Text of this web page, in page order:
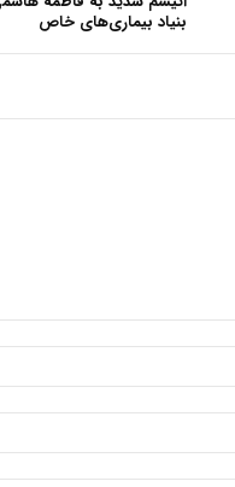
بنیاد بیماری‌های خاص